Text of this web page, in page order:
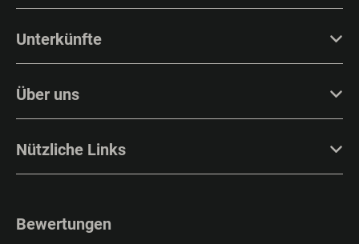
Unterkünfte
Über uns
Nützliche Links
Bewertungen